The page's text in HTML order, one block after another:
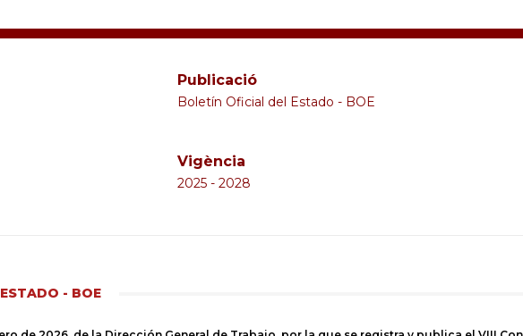
FICA
Publicació
Boletín Oficial del Estado - BOE
Vigència
2025 - 2028
- BOE